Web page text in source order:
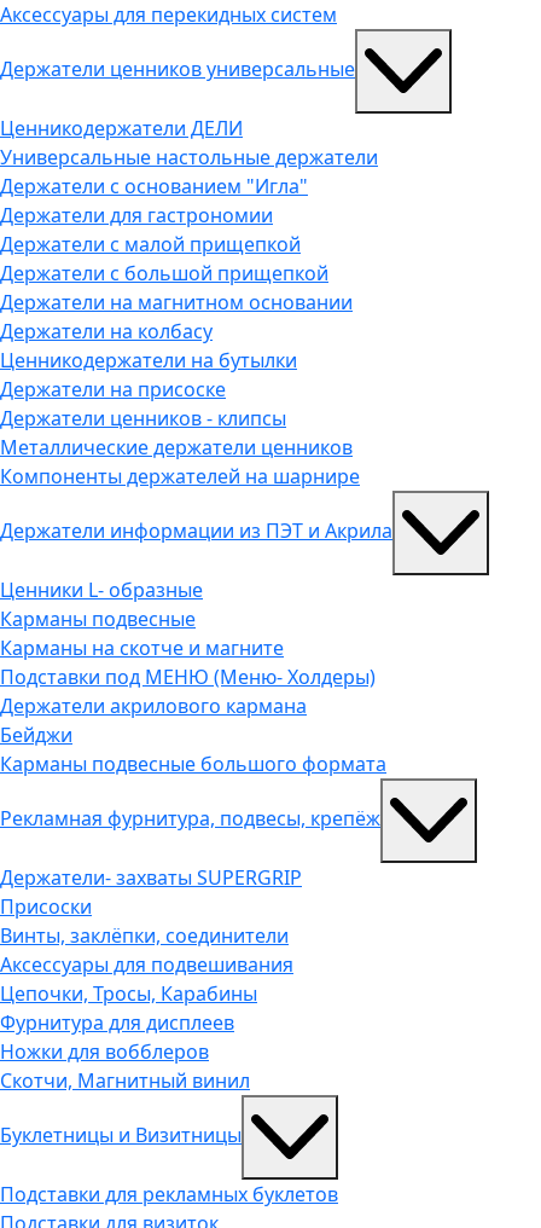
Аксессуары для перекидных систем
Держатели ценников универсальные
Ценникодержатели ДЕЛИ
Универсальные настольные держатели
Держатели с основанием "Игла"
Держатели для гастрономии
Держатели с малой прищепкой
Держатели с большой прищепкой
Держатели на магнитном основании
Держатели на колбасу
Ценникодержатели на бутылки
Держатели на присоске
Держатели ценников - клипсы
Металлические держатели ценников
Компоненты держателей на шарнире
Держатели информации из ПЭТ и Акрила
Ценники L- образные
Карманы подвесные
Карманы на скотче и магните
Подставки под МЕНЮ (Меню- Холдеры)
Держатели акрилового кармана
Бейджи
Карманы подвесные большого формата
Рекламная фурнитура, подвесы, крепёж
Держатели- захваты SUPERGRIP
Присоски
Винты, заклёпки, соединители
Аксессуары для подвешивания
Цепочки, Тросы, Карабины
Фурнитура для дисплеев
Ножки для вобблеров
Скотчи, Магнитный винил
Буклетницы и Визитницы
Подставки для рекламных буклетов